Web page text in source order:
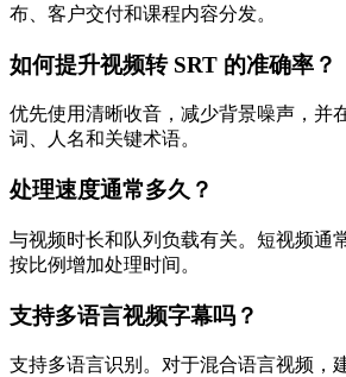
布、客户交付和课程内容分发。
如何提升视频转 SRT 的准确率？
优先使用清晰收音，减少背景噪声，并
词、人名和关键术语。
处理速度通常多久？
与视频时长和队列负载有关。短视频通
按比例增加处理时间。
支持多语言视频字幕吗？
支持多语言识别。对于混合语言视频，